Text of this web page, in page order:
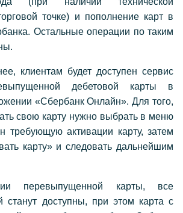
точке) и пополнение карт в
Остальные операции по таким
клиентам будет доступен сервис
дебетовой карты в
«Сбербанк Онлайн». Для того,
свою карту нужно выбрать в меню
требующую активации карту, затем
карту» и следовать дальнейшим
перевыпущенной карты, все
станут доступны, при этом карта с